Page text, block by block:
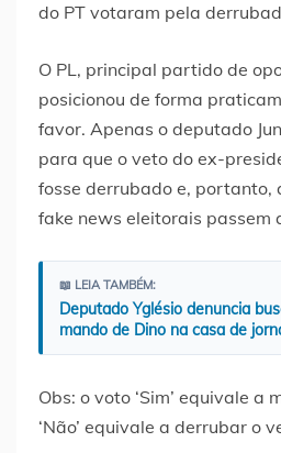
do PT votaram pela
O PL, principal partido de
posicionou de forma
favor. Apenas o deputado
para que o veto do ex-
fosse derrubado e, portanto,
fake news eleitorais passem
📖 LEIA TAMBÉM:
Deputado Yglésio denuncia
mando de Dino na casa de
Obs: o voto ‘Sim’ equivale a
‘Não’ equivale a derrubar o